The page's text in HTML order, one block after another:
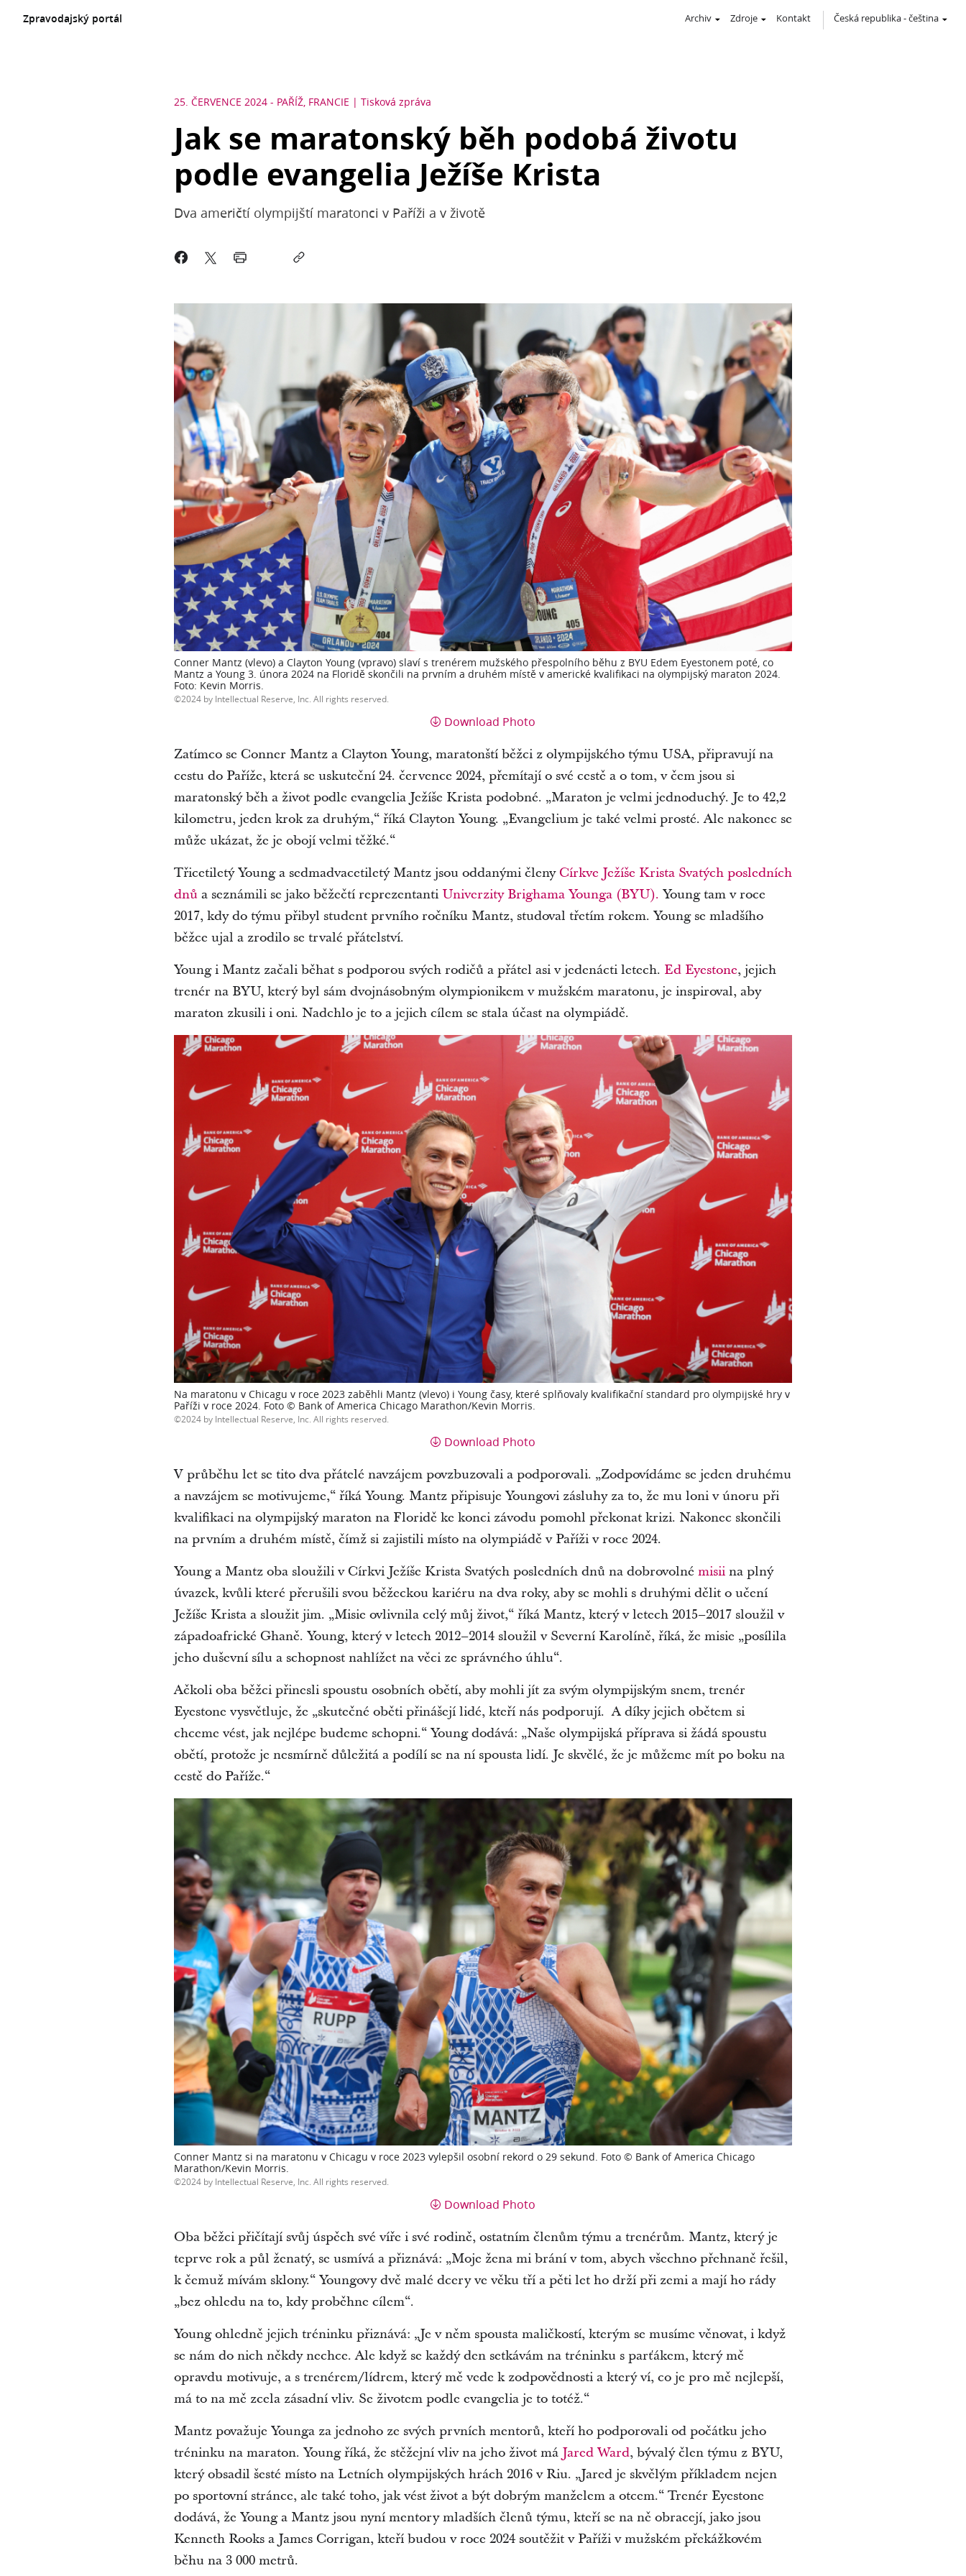
Zpravodajský portál Archiv Zdroje Kontakt Česká republika-čeština
25. ČERVENCE 2024 - PAŘÍŽ, FRANCIE Tisková zpráva
Jak se maratonský běh podobá životu
podle evangelia Ježíše Krista
Dva američtí olympijští maratonci v Paříži a v životě
Conner Mantz (vlevo) a Clayton Young (vpravo) slaví s trenérem mužského přespolního běhu z BYU Edem Eyestonem poté, co
Mantz a Young 3. února 2024 na Floridě skončili na prvním a druhém místě v americké kvalifikaci na olympijský maraton 2024.
Foto: Kevin Morris.
2024 by Intellectual Reserve, Inc. All rights reserved.
Download Photo
Zatímco se Conner Mantz a Clayton Young, maratonští běžci z olympijského týmu USA, připravují na
cestu do Paříže, která se uskuteční 24. července 2024, přemítají o své cestě a o tom, v čem jsou si
maratonský běh a život podle evangelia Ježíše Krista podobné. „Maraton je velmi jednoduchý. Je to 42,2
kilometru, jeden krok za druhým,“ říká Clayton Young. „Evangelium je také velmi prosté. Ale nakonec se
může ukázat, že je obojí velmi těžké.“
Třicetiletý Young a sedmadvacetiletý Mantz jsou oddanými členyCírkve Ježíše Krista Svatých posledních
dnů a seznámili se jako běžečtí reprezentanti Univerzity Brighama Younga (BYU). Young tam v roce
2017, kdy do týmu přibyl student prvního ročníku Mantz, studoval třetím rokem. Young se mladšího
běžce ujal a zrodilo se trvalé přátelství.
Young i Mantz začali běhat s podporou svých rodičů a přátel asi v jedenácti letech. Ed Eyestone, jejich
trenér na BYU, který byl sám dvojnásobným olympionikem v mužském maratonu, je inspiroval, aby
maraton zkusili i oni. Nadchlo je to a jejich cílem se stala účast na olympiádě.
Na maratonu v Chicagu v roce 2023 zaběhli Mantz (vlevo) i Young časy, které splňovaly kvalifikační standard pro olympijské hry v
Paříži v roce 2024. Foto © Bank of America Chicago Marathon/Kevin Morris.
2024 by Intellectual Reserve, Inc. All rights reserved.
Download Photo
V průběhu let se tito dva přátelé navzájem povzbuzovali a podporovali. „Zodpovídáme se jeden druhému
a navzájem se motivujeme,“ říká Young. Mantz připisuje Youngovi zásluhy za to, že mu loni v únoru při
kvalifikaci na olympijský maraton na Floridě ke konci závodu pomohl překonat krizi. Nakonec skončili
na prvním a druhém místě, čímž si zajistili místo na olympiádě v Paříži v roce 2024.
Young a Mantz oba sloužili v Církvi Ježíše Krista Svatých posledních dnů na dobrovolné misiina plný
úvazek, kvůli které přerušili svou běžeckou kariéru na dva roky, aby se mohli s druhými dělit o učení
Ježíše Krista a sloužit jim. „Misie ovlivnila celý můj život,“ říká Mantz, který v letech 2015–2017 sloužil v
západoafrické Ghaně. Young, který v letech 2012–2014 sloužil v Severní Karolíně, říká, že misie „posílila
jeho duševní sílu a schopnost nahlížet na věci ze správného úhlu“.
Ačkoli oba běžci přinesli spoustu osobních obětí, aby mohli jít za svým olympijským snem, trenér
Eyestone vysvětluje, že „skutečné oběti přinášejí lidé, kteří nás podporují. A díky jejich obětem si
chceme vést, jak nejlépe budeme schopni.“ Young dodává: „Naše olympijská příprava si žádá spoustu
obětí, protože je nesmírně důležitá a podílí se na ní spousta lidí. Je skvělé, že je můžeme mít po boku na
cestě do Paříže.“
Conner Mantz si na maratonu v Chicagu v roce 2023 vylepšil osobní rekord o 29 sekund. Foto © Bank of America Chicago
Marathon/Kevin Morris.
2024 by Intellectual Reserve, Inc. All rights reserved.
Download Photo
Oba běžci přičítají svůj úspěch své víře i své rodině, ostatním členům týmu a trenérům. Mantz, který je
teprve rok a půl ženatý, se usmívá a přiznává: „Moje žena mi brání v tom, abych všechno přehnaně řešil,
k čemuž mívám sklony.“ Youngovy dvě malé dcery ve věku tří a pěti let ho drží při zemi a mají ho rády
„bez ohledu na to, kdy proběhne cílem“.
Young ohledně jejich tréninku přiznává: „Je v něm spousta maličkostí, kterým se musíme věnovat, i když
se nám do nich někdy nechce. Ale když se každý den setkávám na tréninku s parťákem, který mě
opravdu motivuje, a s trenérem/lídrem, který mě vede k zodpovědnosti a který ví, co je pro mě nejlepší,
má to na mě zcela zásadní vliv. Se životem podle evangelia je to totéž.“
Mantz považuje Younga za jednoho ze svých prvních mentorů, kteří ho podporovali od počátku jeho
tréninku na maraton. Young říká, že stěžejní vliv na jeho život má Jared Ward, bývalý člen týmu z BYU,
který obsadil šesté místo na Letních olympijských hrách 2016 v Riu. „Jared je skvělým příkladem nejen
po sportovní stránce, ale také toho, jak vést život a být dobrým manželem a otcem.“ Trenér Eyestone
dodává, že Young a Mantz jsou nyní mentory mladších členů týmu, kteří se na ně obracejí, jako jsou
Kenneth Rooks a James Corrigan, kteří budou v roce 2024 soutěžit v Paříži v mužském překážkovém
běhu na 3 000 metrů.